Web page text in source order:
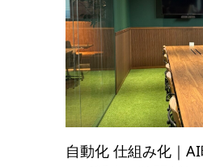
自動化 仕組み化｜